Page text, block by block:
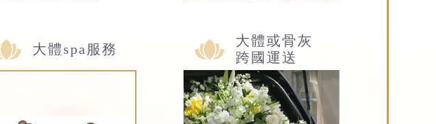
大體spa服務
大體或骨灰
跨國運送